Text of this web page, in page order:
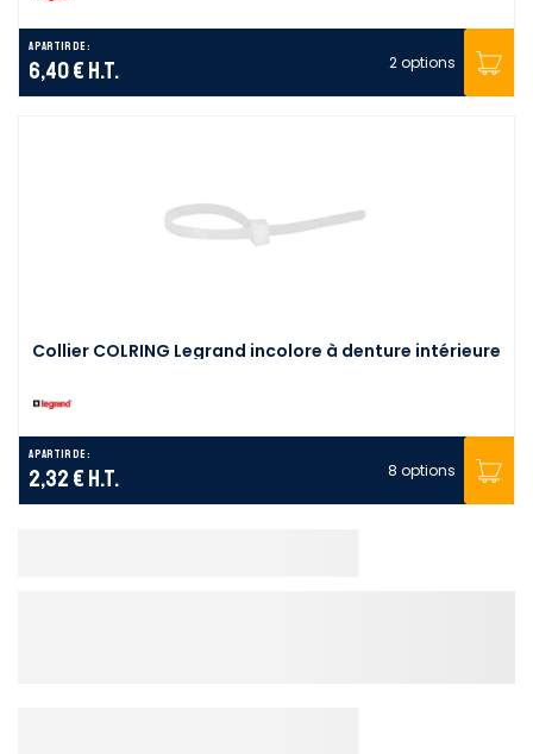
A partir de :
6,40 € H.T. 2 options
Collier COLRING Legrand incolore à denture intérieure
A partir de :
2,32 € H.T. 8 options